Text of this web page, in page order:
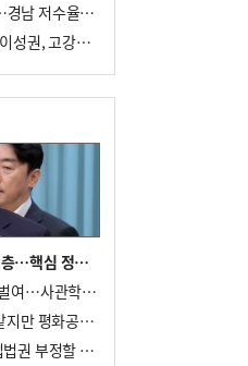
열흘째 폭염특보 속 행인 탈진…경남 저수율 평년의 절반
“전임 정책 무작정 파기 안 돼” 이성권, 고강도 ‘전재수 견제’ 예고
이 대통령 "청년들 거의 취약계층…핵심 정책 재편""
이 대통령 "육사가 쿠데타 3번 벌여…사관학교 통합 신속히 추진"
이 대통령, "메아리 없는 함성 같지만 평화공존책 계속해야"
李 “형소법 개정 논란 있으나 입법권 부정할 만큼은 아냐”(종합)